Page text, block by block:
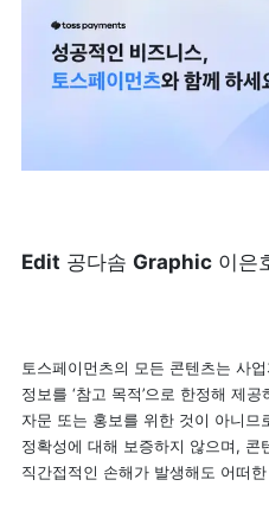
Edit 공다솜 Graphic 이은
토스페이먼츠의 모든 콘텐츠는 사
정보를 ‘참고 목적’으로 한정해 제
자문 또는 홍보를 위한 것이 아니므
정확성에 대해 보증하지 않으며, 콘
직간접적인 손해가 발생해도 어떠